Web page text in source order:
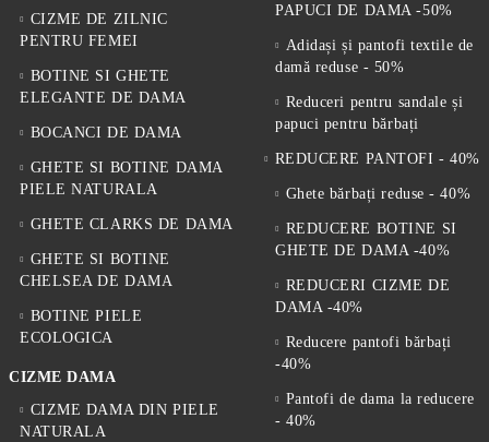
CIZME DE ZILNIC
PENTRU FEMEI
BOTINE SI GHETE
ELEGANTE DE DAMA
BOCANCI DE DAMA
GHETE SI BOTINE DAMA
PIELE NATURALA
GHETE CLARKS DE DAMA
GHETE SI BOTINE
CHELSEA DE DAMA
BOTINE PIELE
ECOLOGICA
CIZME DAMA
CIZME DAMA DIN PIELE
NATURALA
PAPUCI DE DAMA -50%
Adidași și pantofi textile de
damă reduse - 50%
Reduceri pentru sandale și
papuci pentru bărbați
REDUCERE PANTOFI - 40%
Ghete bărbați reduse - 40%
REDUCERE BOTINE SI
GHETE DE DAMA -40%
REDUCERI CIZME DE
DAMA -40%
Reducere pantofi bărbați
-40%
Pantofi de dama la reducere
- 40%